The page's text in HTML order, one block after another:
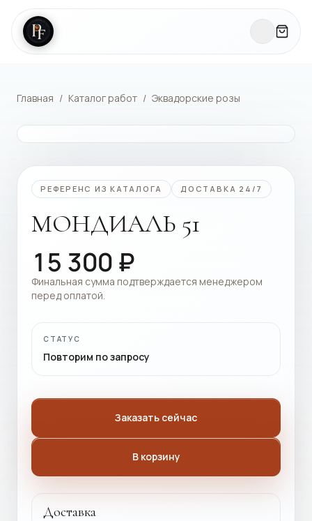
Главная / Каталог работ / Эквадорские розы
РЕФЕРЕНС ИЗ КАТАЛОГА ДОСТАВКА 24/7
МОНДИАЛЬ 51
15 300 ₽
Финальная сумма подтверждается менеджером
перед оплатой.
СТАТУС
Повторим по запросу
Заказать сейчас
В корзину
Доставка